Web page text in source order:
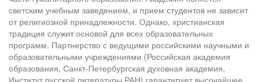
светским учебным заведением, и прием студентов не зависит
от религиозной принадлежности. Однако, христианская
традиция служит основой для всех образовательных
программ. Партнерство с ведущими российскими научными и
образовательными учреждениями (Российская академия
образования, Санкт-Петербургская духовная академия,